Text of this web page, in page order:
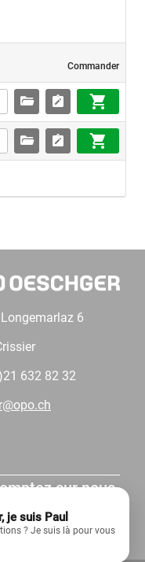
Commander
6
632 82 32
sur nous.
je suis Paul
? Je suis là pour vous